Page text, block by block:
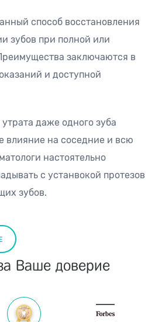
способ восстановления
зубов при полной или
заключаются в
и доступной
даже одного зуба
влияние на соседние и всю
настоятельно
с устанвокой протезов
зубов.
Ваше доверие